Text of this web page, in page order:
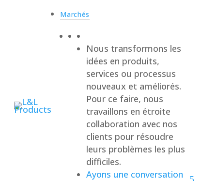
Marchés
Nous transformons les
idées en produits,
services ou processus
nouveaux et améliorés.
Pour ce faire, nous
travaillons en étroite
collaboration avec nos
clients pour résoudre
leurs problèmes les plus
difficiles.
Ayons une conversation